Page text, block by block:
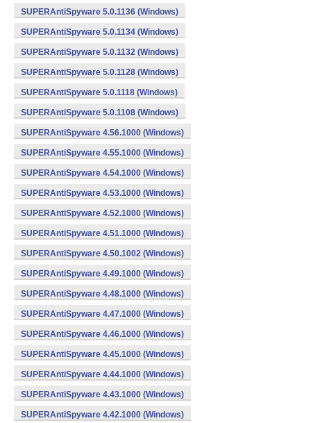
SUPERAntiSpyware 5.0.1136 (Windows)
SUPERAntiSpyware 5.0.1134 (Windows)
SUPERAntiSpyware 5.0.1132 (Windows)
SUPERAntiSpyware 5.0.1128 (Windows)
SUPERAntiSpyware 5.0.1118 (Windows)
SUPERAntiSpyware 5.0.1108 (Windows)
SUPERAntiSpyware 4.56.1000 (Windows)
SUPERAntiSpyware 4.55.1000 (Windows)
SUPERAntiSpyware 4.54.1000 (Windows)
SUPERAntiSpyware 4.53.1000 (Windows)
SUPERAntiSpyware 4.52.1000 (Windows)
SUPERAntiSpyware 4.51.1000 (Windows)
SUPERAntiSpyware 4.50.1002 (Windows)
SUPERAntiSpyware 4.49.1000 (Windows)
SUPERAntiSpyware 4.48.1000 (Windows)
SUPERAntiSpyware 4.47.1000 (Windows)
SUPERAntiSpyware 4.46.1000 (Windows)
SUPERAntiSpyware 4.45.1000 (Windows)
SUPERAntiSpyware 4.44.1000 (Windows)
SUPERAntiSpyware 4.43.1000 (Windows)
SUPERAntiSpyware 4.42.1000 (Windows)